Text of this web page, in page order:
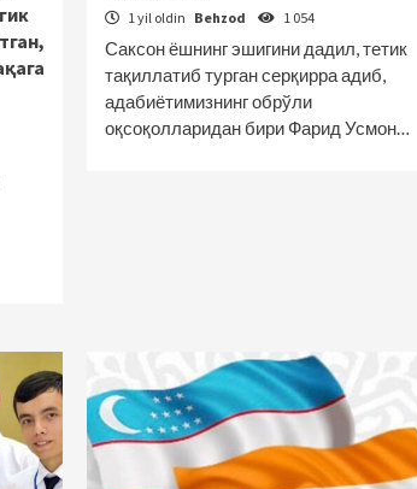
1 yil oldin Behzod 1 054
Саксон ёшнинг эшигини дадил, тетик
тақиллатиб турган серқирра адиб,
адабиётимизнинг обрўли
оқсоқолларидан бири Фарид Усмон…